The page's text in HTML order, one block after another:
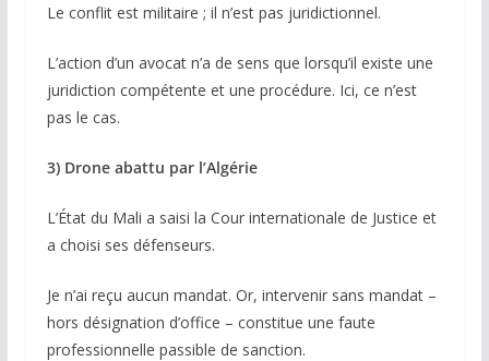
Le conflit est militaire ; il n’est pas juridictionnel.
L’action d’un avocat n’a de sens que lorsqu’il existe une
juridiction compétente et une procédure. Ici, ce n’est
pas le cas.
3) Drone abattu par l’Algérie
L’État du Mali a saisi la Cour internationale de Justice et
a choisi ses défenseurs.
Je n’ai reçu aucun mandat. Or, intervenir sans mandat –
hors désignation d’office – constitue une faute
professionnelle passible de sanction.